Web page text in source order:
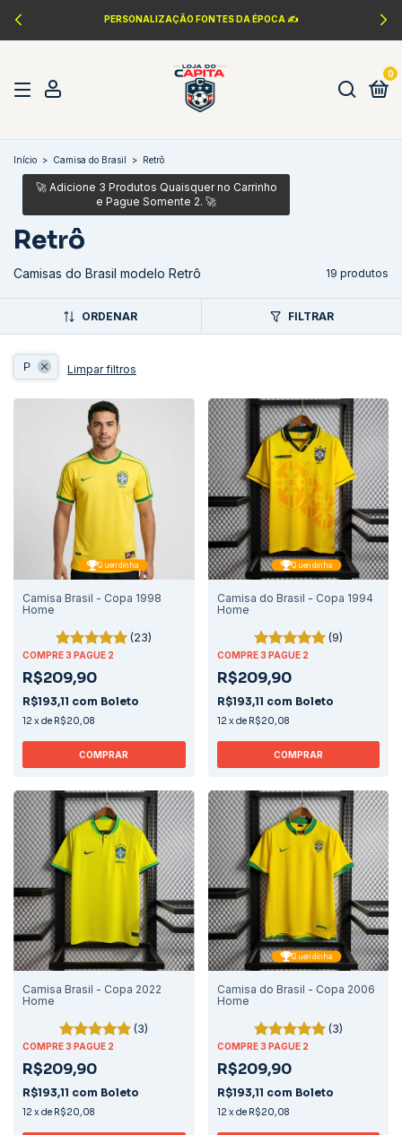
PERSONALIZAÇÃO FONTES DA ÉPOCA ✍️
0
Início > Camisa do Brasil > Retrô
Retrô
Camisas do Brasil modelo Retrô 19 produtos
ORDENAR FILTRAR
P Limpar filtros
Queridinha
Camisa Brasil - Copa 1998
Home
(23)
COMPRE 3 PAGUE 2
R$209,90
R$193,11 com Boleto
12 x de R$20,08
COMPRAR
Queridinha
Camisa do Brasil - Copa 1994
Home
(9)
COMPRE 3 PAGUE 2
R$209,90
R$193,11 com Boleto
12 x de R$20,08
COMPRAR
Camisa Brasil - Copa 2022
Home
(3)
COMPRE 3 PAGUE 2
R$209,90
R$193,11 com Boleto
12 xde R$20,08
Queridinha
Camisa do Brasil - Copa 2006
Home
(3)
COMPRE 3 PAGUE 2
R$209,90
R$193,11 com Boleto
12 xde R$20,08